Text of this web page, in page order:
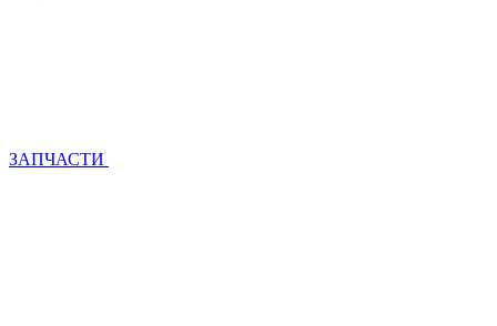
ЗАПЧАСТИ